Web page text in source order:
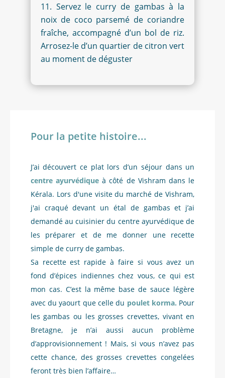
Servez le curry de gambas à la
noix de coco parsemé de coriandre
fraîche, accompagné d’un bol de riz.
Arrosez-le d’un quartier de citron vert
au moment de déguster
Pour la petite histoire...
J’ai découvert ce plat lors d’un séjour dans un
centre ayurvédique à côté de Vishram dans le
Kérala. Lors d'une visite du marché de Vishram,
j'ai craqué devant un étal de gambas et j’ai
demandé au cuisinier du centre ayurvédique de
les préparer et de me donner une recette
simple de curry de gambas.
Sa recette est rapide à faire si vous avez un
fond d’épices indiennes chez vous, ce qui est
mon cas. C’est la même base de sauce légère
avec du yaourt que celle du poulet korma. Pour
les gambas ou les grosses crevettes, vivant en
Bretagne, je n’ai aussi aucun problème
d’approvisionnement ! Mais, si vous n’avez pas
cette chance, des grosses crevettes congelées
feront très bien l’affaire…